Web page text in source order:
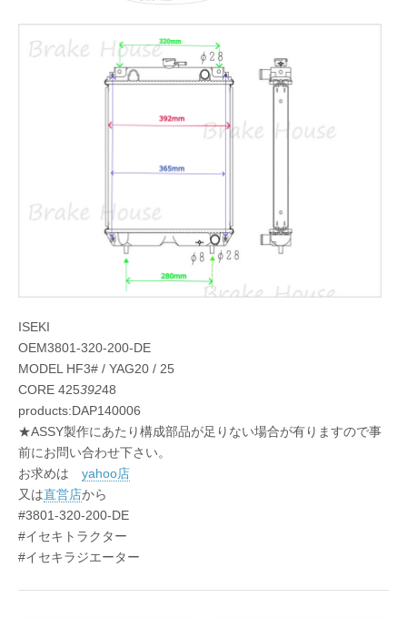
ISEKI
OEM3801-320-200-DE
MODEL HF3# / YAG20 / 25
CORE 42539248
products:DAP140006
★ASSY製作にあたり構成部品が足りない場合が有りますので事
前にお問い合わせ下さい。
お求めは yahoo店
又は直営店から
#3801-320-200-DE
#イセキトラクター
#イセキラジエーター